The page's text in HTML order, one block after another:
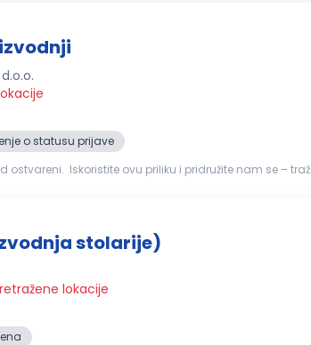
o statusu prijave
ostvareni. Iskoristite ovu priliku i pridružite nam se –
stolarije)
lokacije